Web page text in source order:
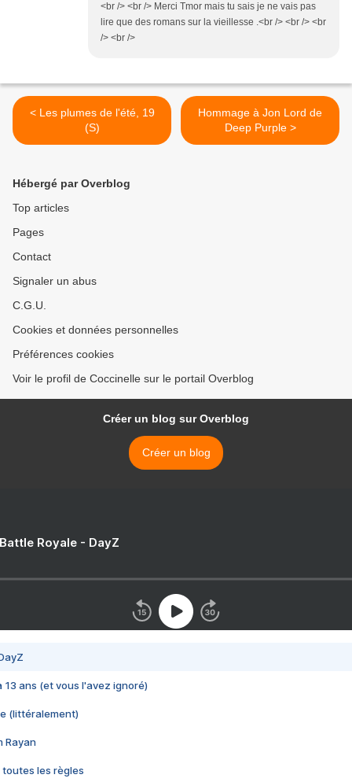
<br /> <br /> Merci Tmor mais tu sais je ne vais pas
lire que des romans sur la vieillesse .<br /> <br /> <br
/> <br />
< Les plumes de l'été, 19
(S)
Hommage à Jon Lord de
Deep Purple >
Hébergé par Overblog
Top articles
Pages
Contact
Signaler un abus
C.G.U.
Cookies et données personnelles
Préférences cookies
Voir le profil de Coccinelle sur le portail Overblog
Créer un blog sur Overblog
Créer un blog
Royale - DayZ
13 ans (et vous l'avez ignoré)
(littéralement)
Rayan
toutes les règles